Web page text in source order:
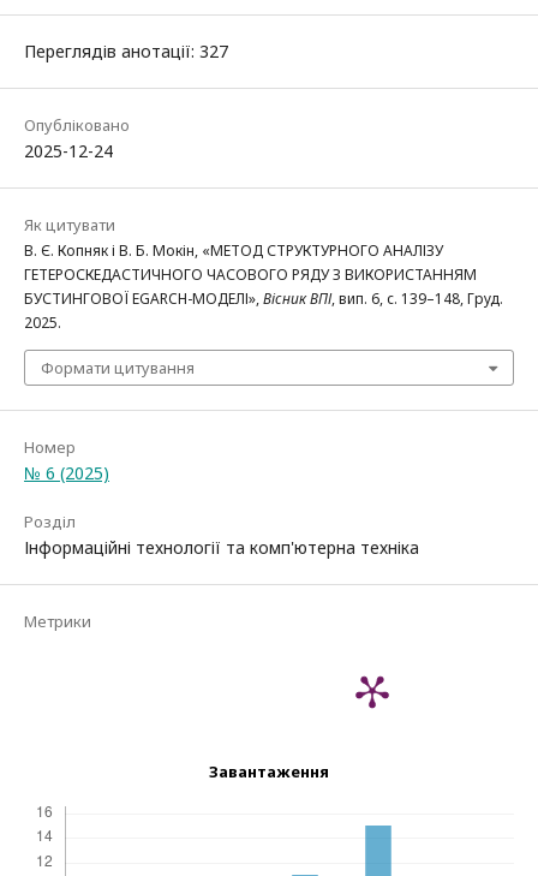
Переглядів анотації: 327
Опубліковано
2025-12-24
Як цитувати
В. Є. Копняк і В. Б. Мокін, «МЕТОД СТРУКТУРНОГО АНАЛІЗУ
ГЕТЕРОСКЕДАСТИЧНОГО ЧАСОВОГО РЯДУ З ВИКОРИСТАННЯМ
БУСТИНГОВОЇ EGARCH-МОДЕЛІ»,Вісник ВПІ, вип. 6, с. 139–148, Груд.
2025.
Формати цитування
Номер
№ 6 (2025)
Розділ
Інформаційні технології та комп'ютерна техніка
Метрики
Завантаження